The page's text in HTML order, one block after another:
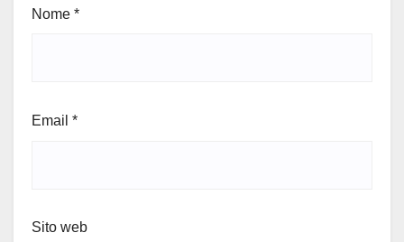
Nome *
Email *
Sito web